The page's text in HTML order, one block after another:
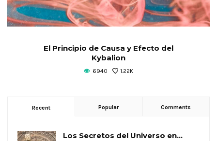
El Principio de Causa y Efecto del
Kybalion
6940 1.22K
Recent Popular Comments
Los Secretos del Universo en...